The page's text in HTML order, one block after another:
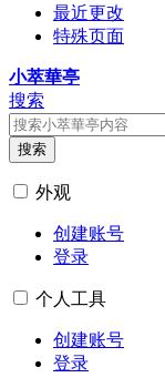
最近更改
特殊页面
小萃華亭
搜索
搜索
外观
创建账号
登录
个人工具
创建账号
登录